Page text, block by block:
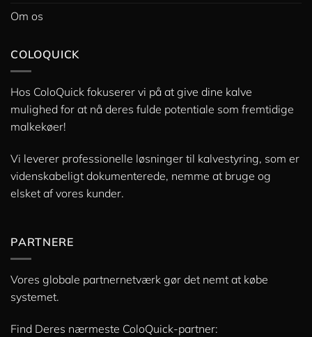
Om os
COLOQUICK
Hos ColoQuick fokuserer vi på at give dine kalve
mulighed for at nå deres fulde potentiale som fremtidige
malkekøer!
Vi leverer professionelle løsninger til kalvestyring, som er
videnskabeligt dokumenterede, nemme at bruge og
elsket af vores kunder.
PARTNERE
Vores globale partnernetværk gør det nemt at købe
systemet.
Find Deres nærmeste ColoQuick-partner: